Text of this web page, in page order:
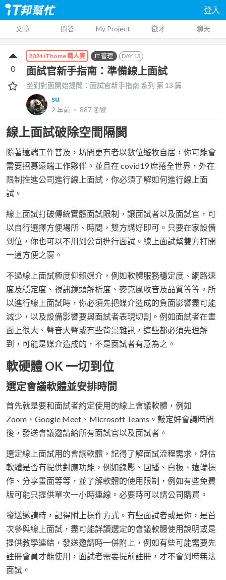
登入
文章 問答 My Project 徵才 聊天
2024 iThome 鐵人賽 IT 管理 DAY 13
面試官新手指南：準備線上面試
坐到對面開始提問：面試官新手指南 系列 第 13 篇
su
2 年前 ‧ 887瀏覽
0
線上面試破除空間隔閡
隨著遠端工作普及，坊間更有者以數位遊牧自居，你可能會
需要招募遠端工作夥伴。並且在 covid19 席捲全世界，外在
限制推進公司進行線上面試，你必須了解如何進行線上面
試。
線上面試打破傳統實體面試限制，讓面試者以及面試官，可
以自行選擇方便場所、時間，雙方講好即可。只要在家設備
到位，你也可以不用到公司進行面試。線上面試幫雙方打開
一道方便之窗。
不過線上面試極度仰賴媒介，例如軟體服務穩定度、網路速
度及穩定度、視訊鏡頭解析度、麥克風收音及品質等等。所
以進行線上面試時，你必須先把媒介造成的負面影響盡可能
減少，以及設備影響要與面試者表現切割。例如面試者在畫
面上很大、聲音大聲或有些背景雜訊，這些都必須先理解
到，可能是媒介造成的，不是面試者有意為之。
軟硬體 OK 一切到位
選定會議軟體並安排時間
首先就是要和面試者約定使用的線上會議軟體，例如
Zoom、Google Meet、Microsoft Teams。敲定好會議時間
後，發送會議邀請給所有面試官以及面試者。
選定線上面試用的會議軟體，記得了解面試流程需求，評估
軟體是否有提供對應功能，例如錄影、回播、白板、遠端操
作、分享畫面等等，並了解軟體的使用限制，例如有些免費
版可能只提供單次一小時連線。必要時可以請公司購買。
發送邀請時，記得附上操作方式。有些面試者或是你，是首
次參與線上面試，盡可能詳讀選定的會議軟體使用說明或是
提供教學連結，發送邀請時一併附上，例如有些可能需要先
註冊會員才能使用，面試者需要提前註冊，才不會到時無法
面試。